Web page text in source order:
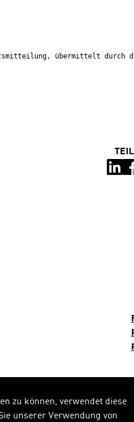
übermittelt
zu können, verwendet diese
unserer Verwendung von